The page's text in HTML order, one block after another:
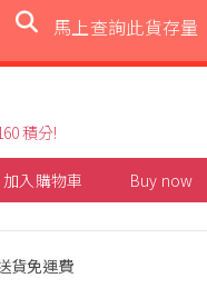
馬上查詢此貨存量
積分!
Shaped Spinel Pendant
加入購物車 Buy now
貨免運費